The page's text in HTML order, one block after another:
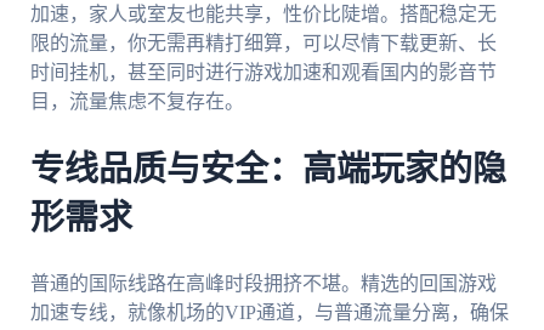
加速，家人或室友也能共享，性价比陡增。搭配稳定无
限的流量，你无需再精打细算，可以尽情下载更新、长
时间挂机，甚至同时进行游戏加速和观看国内的影音节
目，流量焦虑不复存在。
专线品质与安全：高端玩家的隐
形需求
普通的国际线路在高峰时段拥挤不堪。精选的回国游戏
加速专线，就像机场的VIP通道，与普通流量分离，确保